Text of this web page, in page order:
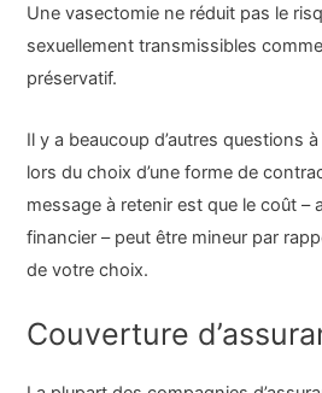
Une vasectomie ne réduit pas le
sexuellement transmissibles
préservatif.
Il y a beaucoup d’autres questions
lors du choix d’une forme de
message à retenir est que le coût –
financier – peut être mineur par
de votre choix.
Couverture